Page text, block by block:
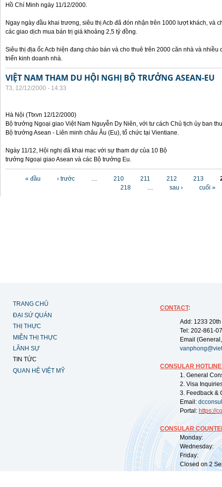
Hồ Chí Minh ngày 11/12/2000.
Ngay ngày đầu khai trương, siêu thị Acb đã đón nhận trên 1000 lượt khách, và
các giao dịch mua bán trị giá khoảng 2,5 tỷ đồng.
Siêu thị địa ốc Acb hiện đang chào bán và cho thuê trên 2000 căn nhà và nhiều
triển kinh doanh nhà.
VIỆT NAM THAM DU HỘI NGHỊ BỘ TRƯỞNG ASEAN-EU
T3, 12/12/2000 - 14:33
Hà Nội (Ttxvn 12/12/2000)
Bộ trưởng Ngoại giao Việt Nam Nguyễn Dy Niên, với tư cách Chủ tịch ủy ban
Bộ trưởng Asean - Liên minh châu Âu (Eu), tổ chức tại Vientiane.
Ngày 11/12, Hội nghị đã khai mạc với sự tham dự của 10 Bộ
trưởng Ngoại giao Asean và các Bộ trưởng Eu.
« đầu ‹ trước … 210 211 212 213
218
… sau › cuối »
TRANG CHỦ
ĐẠI SỨ QUÁN
THỊ THỰC
MIỄN THỊ THỰC
LÃNH SỰ
TIN TỨC
QUAN HỆ VIỆT MỸ
CONTACT:
Add: 1233
Tel: 202-861-
Email
CONSULAR
1. General
2. Visa
3. Feedback &
Email:
Portal: https://
CONSULAR
Monday:
Wednesday:
Friday:
Closed on 2